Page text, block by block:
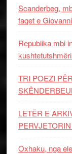
Scanderbeg,
faqet e
Republika mbi
TRI POEZI
LETËR E
Oxhaku, nga